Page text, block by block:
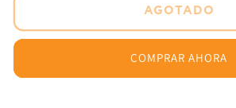
Chain
Guard
170grs
Lubricante
Chain
Guard
Sintetico
170grs
AGOTADO
COMPRAR AHORA